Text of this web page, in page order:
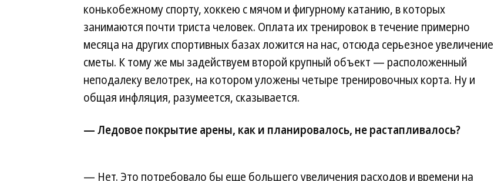
конькобежному спорту, хоккею с мячом и фигурному катанию, в которых
занимаются почти триста человек. Оплата их тренировок в течение примерно
месяца на других спортивных базах ложится на нас, отсюда серьезное увеличение
сметы. К тому же мы задействуем второй крупный объект — расположенный
неподалеку велотрек, на котором уложены четыре тренировочных корта. Ну и
общая инфляция, разумеется, сказывается.
— Ледовое покрытие арены, как и планировалось, не растапливалось?
— Нет. Это потребовало бы еще большего увеличения расходов и времени на